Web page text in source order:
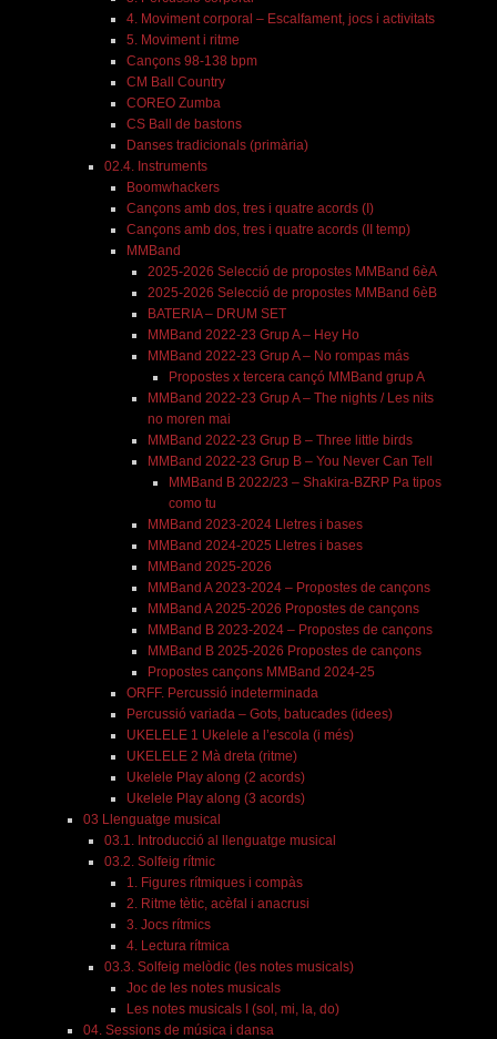
4. Moviment corporal – Escalfament, jocs i activitats
5. Moviment i ritme
Cançons 98-138 bpm
CM Ball Country
COREO Zumba
CS Ball de bastons
Danses tradicionals (primària)
02.4. Instruments
Boomwhackers
Cançons amb dos, tres i quatre acords (I)
Cançons amb dos, tres i quatre acords (II temp)
MMBand
2025-2026 Selecció de propostes MMBand 6èA
2025-2026 Selecció de propostes MMBand 6èB
BATERIA – DRUM SET
MMBand 2022-23 Grup A – Hey Ho
MMBand 2022-23 Grup A – No rompas más
Propostes x tercera cançó MMBand grup A
MMBand 2022-23 Grup A – The nights / Les nits
no moren mai
MMBand 2022-23 Grup B – Three little birds
MMBand 2022-23 Grup B – You Never Can Tell
MMBand B 2022/23 – Shakira-BZRP Pa tipos
como tu
MMBand 2023-2024 Lletres i bases
MMBand 2024-2025 Lletres i bases
MMBand 2025-2026
MMBand A 2023-2024 – Propostes de cançons
MMBand A 2025-2026 Propostes de cançons
MMBand B 2023-2024 – Propostes de cançons
MMBand B 2025-2026 Propostes de cançons
Propostes cançons MMBand 2024-25
ORFF. Percussió indeterminada
Percussió variada – Gots, batucades (idees)
UKELELE 1 Ukelele a l’escola (i més)
UKELELE 2 Mà dreta (ritme)
Ukelele Play along (2 acords)
Ukelele Play along (3 acords)
03 Llenguatge musical
03.1. Introducció al llenguatge musical
03.2. Solfeig rítmic
1. Figures rítmiques i compàs
2. Ritme tètic, acèfal i anacrusi
3. Jocs rítmics
4. Lectura rítmica
03.3. Solfeig melòdic (les notes musicals)
Joc de les notes musicals
Les notes musicals I (sol, mi, la, do)
04. Sessions de música i dansa